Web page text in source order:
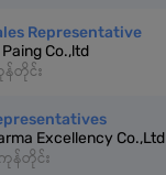
Representative
Co.,ltd
န်တိုင်း
Excellency Co.,Ltd
န်တိုင်း